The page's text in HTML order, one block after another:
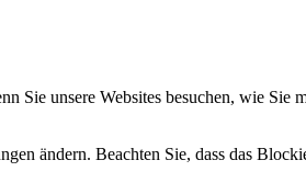
Sie unsere Websites besuchen, wie Sie
ändern. Beachten Sie, dass das